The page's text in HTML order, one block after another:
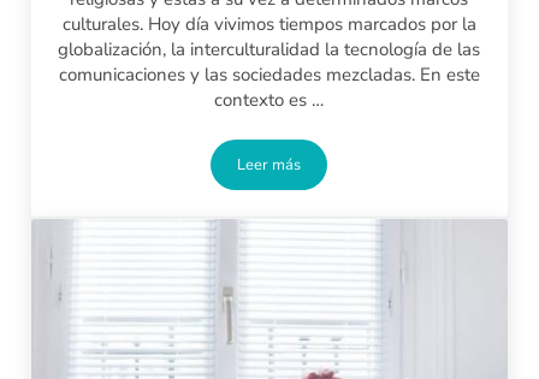
culturales. Hoy día vivimos tiempos marcados por la
globalización, la interculturalidad la tecnología de las
comunicaciones y las sociedades mezcladas. En este
contexto es …
Leer másConferencia Mindfulness y compasión